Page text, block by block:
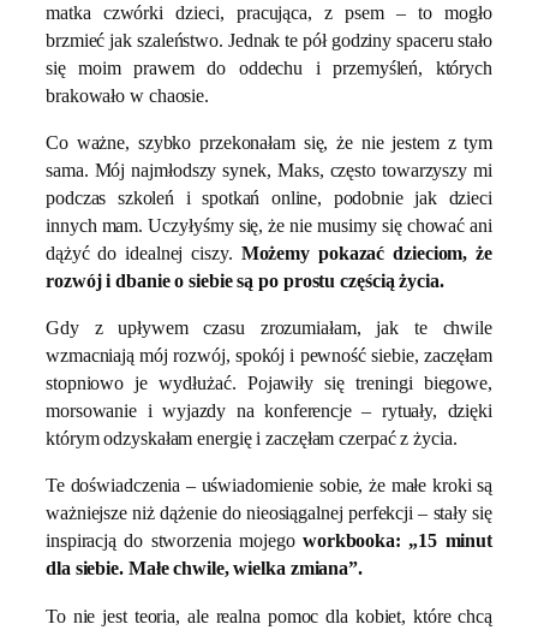
matka czwórki dzieci, pracująca, z psem – to mogło
brzmieć jak szaleństwo. Jednak te pół godziny spaceru stało
się moim prawem do oddechu i przemyśleń, których
brakowało w chaosie.
Co ważne, szybko przekonałam się, że nie jestem z tym
sama. Mój najmłodszy synek, Maks, często towarzyszy mi
podczas szkoleń i spotkań online, podobnie jak dzieci
innych mam. Uczyłyśmy się, że nie musimy się chować ani
dążyć do idealnej ciszy. Możemy pokazać dzieciom, że
rozwój i dbanie o siebie są po prostu częścią życia.
Gdy z upływem czasu zrozumiałam, jak te chwile
wzmacniają mój rozwój, spokój i pewność siebie, zaczęłam
stopniowo je wydłużać. Pojawiły się treningi biegowe,
morsowanie i wyjazdy na konferencje – rytuały, dzięki
którym odzyskałam energię i zaczęłam czerpać z życia.
Te doświadczenia – uświadomienie sobie, że małe kroki są
ważniejsze niż dążenie do nieosiągalnej perfekcji – stały się
inspiracją do stworzenia mojego workbooka: „15 minut
dla siebie. Małe chwile, wielka zmiana”.
To nie jest teoria, ale realna pomoc dla kobiet, które chcą